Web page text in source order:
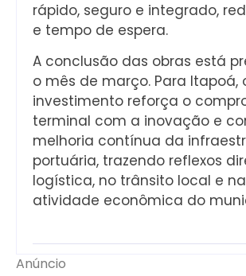
rápido, seguro e integrado,
e tempo de espera.
A conclusão das obras está
o mês de março. Para Itapoá,
investimento reforça o
terminal com a inovação e
melhoria contínua da
portuária, trazendo reflexos
logística, no trânsito local e
atividade econômica do
Anúncio